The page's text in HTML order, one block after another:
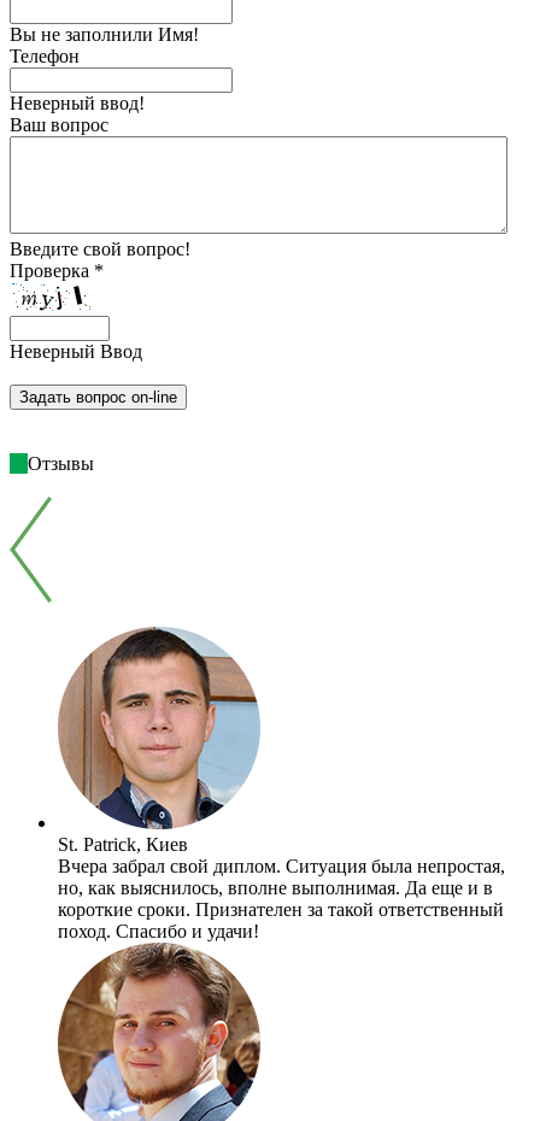
Вы не заполнили Имя!
Телефон
Неверный ввод!
Ваш вопрос
Введите свой вопрос!
Проверка *
Неверный Ввод
Отзывы
St. Patrick, Киев
Вчера забрал свой диплом. Ситуация была непростая,
но, как выяснилось, вполне выполнимая. Да еще и в
короткие сроки. Признателен за такой ответственный
поход. Спасибо и удачи!